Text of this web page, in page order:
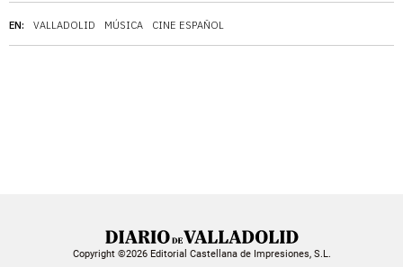
EN: VALLADOLID MÚSICA CINE ESPAÑOL
Copyright ©2026 Editorial Castellana de Impresiones, S.L.